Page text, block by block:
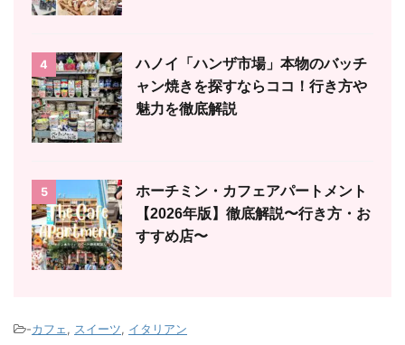
4
ハノイ「ハンザ市場」本物のバッチ
ャン焼きを探すならココ！行き方や
魅力を徹底解説
5
ホーチミン・カフェアパートメント
【2026年版】徹底解説〜行き方・お
すすめ店〜
-カフェ, スイーツ, イタリアン